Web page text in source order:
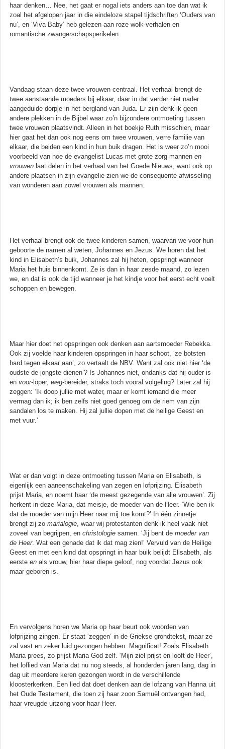
haar denken… Nee, het gaat er nogal iets anders aan toe dan wat ik
zoal het afgelopen jaar in die eindeloze stapel tijdschriften ‘Ouders van
nu’, en ‘Viva Baby’ heb gelezen aan roze wolk-verhalen en
romantische zwangerschapsperikelen.
Vandaag staan deze twee vrouwen centraal. Het verhaal brengt de
twee aanstaande moeders bij elkaar, daar in dat verder niet nader
aangeduide dorpje in het bergland van Juda. Er zijn denk ik geen
andere plekken in de Bijbel waar zo’n bijzondere ontmoeting tussen
twee vrouwen plaatsvindt. Alleen in het boekje Ruth misschien, maar
hier gaat het dan ook nog eens om twee vrouwen, verre familie van
elkaar, die beiden een kind in hun buik dragen. Het is weer zo’n mooi
voorbeeld van hoe de evangelist Lucas met grote zorg mannen en
vrouwen laat delen in het verhaal van het Goede Nieuws, want ook op
andere plaatsen in zijn evangelie zien we de consequente afwisseling
van wonderen aan zowel vrouwen als mannen.
Het verhaal brengt ook de twee kinderen samen, waarvan we voor hun
geboorte de namen al weten, Johannes en Jezus. We horen dat het
kind in Elisabeth’s buik, Johannes zal hij heten, opspringt wanneer
Maria het huis binnenkomt. Ze is dan in haar zesde maand, zo lezen
we, en dat is ook de tijd wanneer je het kindje voor het eerst echt voelt
schoppen en bewegen.
Maar hier doet het opspringen ook denken aan aartsmoeder Rebekka.
Ook zij voelde haar kinderen opspringen in haar schoot, ‘ze botsten
hard tegen elkaar aan’, zo vertaalt de NBV. Want zal ook niet hier ‘de
oudste de jongste dienen’? Is Johannes niet, ondanks dat hij ouder is
en voor-loper, weg-bereider, straks toch vooral volgeling? Later zal hij
zeggen: ‘Ik doop jullie met water, maar er komt iemand die meer
vermag dan ik; ik ben zelfs niet goed genoeg om de riem van zijn
sandalen los te maken. Hij zal jullie dopen met de heilige Geest en
met vuur.’
Wat er dan volgt in deze ontmoeting tussen Maria en Elisabeth, is
eigenlijk een aaneenschakeling van zegen en lofprijzing. Elisabeth
prijst Maria, en noemt haar ‘de meest gezegende van alle vrouwen’. Zij
herkent in deze Maria, dat meisje, de moeder van de Heer. ‘Wie ben ik
dat de moeder van mijn Heer naar mij toe komt?’ In één zinnetje
brengt zij zo marialogie , waar wij protestanten denk ik heel vaak niet
zoveel van begrijpen, en christologie samen. ‘Jij bent de moeder van
de Heer. Wat een genade dat ik dat mag zien!’ Vervuld van de Heilige
Geest en met een kind dat opspringt in haar buik belijdt Elisabeth, als
eerste en als vrouw, hier haar diepe geloof, nog voordat Jezus ook
maar geboren is.
En vervolgens horen we Maria op haar beurt ook woorden van
lofprijzing zingen. Er staat ‘zeggen’ in de Griekse grondtekst, maar ze
zal vast en zeker luid gezongen hebben. Magnificat! Zoals Elisabeth
Maria prees, zo prijst Maria God zelf. ‘Mijn ziel prijst en looft de Heer’,
het loflied van Maria dat nu nog steeds, al honderden jaren lang, dag in
dag uit meerdere keren gezongen wordt in de verschillende
kloosterkerken. Een lied dat doet denken aan de lofzang van Hanna uit
het Oude Testament, die toen zij haar zoon Samuël ontvangen had,
haar vreugde uitzong voor haar Heer.